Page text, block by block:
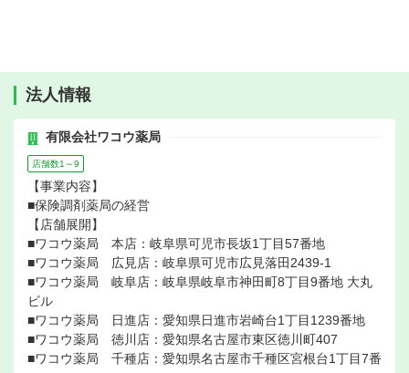
法人情報
有限会社ワコウ薬局
店舗数1～9
【事業内容】
■保険調剤薬局の経営
【店舗展開】
■ワコウ薬局 本店：岐阜県可児市長坂1丁目57番地
■ワコウ薬局 広見店：岐阜県可児市広見落田2439-1
■ワコウ薬局 岐阜店：岐阜県岐阜市神田町8丁目9番地 大丸
ビル
■ワコウ薬局 日進店：愛知県日進市岩崎台1丁目1239番地
■ワコウ薬局 徳川店：愛知県名古屋市東区徳川町407
■ワコウ薬局 千種店：愛知県名古屋市千種区宮根台1丁目7番